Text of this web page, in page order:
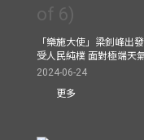
「樂施大使」梁釗峰出
受人民純樸 面對極端天
2024-06-24
更多